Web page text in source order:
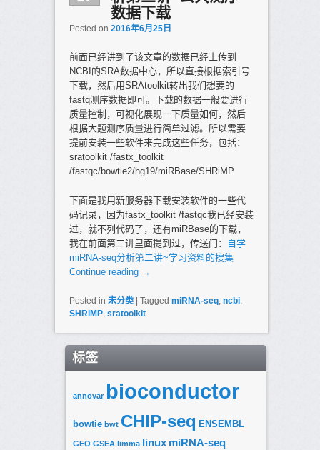
数据下载
Posted on 2016年6月25日
前面已经讲到了该文章的数据已经上传到
NCBI的SRA数据中心，所以直接根据索引号
下载，然后用SRAtoolkit转出我们想要的
fastq测序数据即可。下载的数据一般要进行
质量控制，可视化展现一下质量如何，然后
根据大题测序质量进行简单过滤。所以需要
提前安装一些软件来完成这些任务，包括：
sratoolkit /fastx_toolkit
/fastqc/bowtie2/hg19/miRBase/SHRiMP
下面是我用新服务器下载安装软件的一些代
码记录，因为fastx_toolkit /fastqc我已经安装
过，就不列代码了，还有miRBase的下载，
我在前面第二讲里面提到过，传送门：
自学
miRNA-seq分析第二讲~学习资料的搜集
Continue reading →
Posted in 未分类 Tagged miRNA-seq, ncbi,
SHRiMP, sratoolkit
标签
annovar bioconductor
bowtie bwt CHIP-seq ENSEMBL
GEO GSEA limma linux miRNA-seq